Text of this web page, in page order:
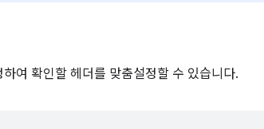
하여 확인할 헤더를 맞춤설정할 수 있습니다.